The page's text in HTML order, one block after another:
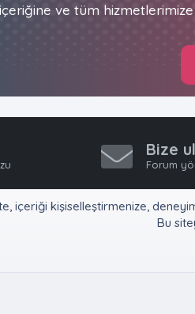
ve tüm
Bize
Forum
içeriği kişiselleştirmenize,
Bu